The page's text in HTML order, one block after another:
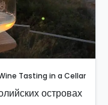
Tasting in a Cellar
островах